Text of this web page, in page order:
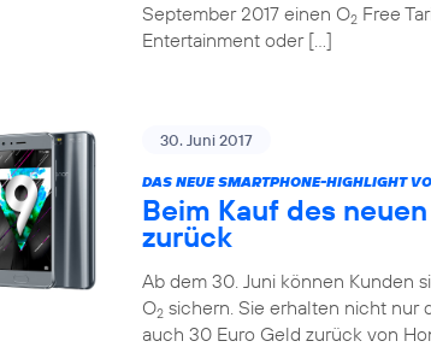
September 2017 einen O2 Free
Entertainment oder […]
30. Juni 2017
DAS NEUE SMARTPHONE-HIGHLIGHT
Beim Kauf des
zurück
Ab dem 30. Juni können Kunden
O2 sichern. Sie erhalten nicht nur
auch 30 Euro Geld zurück von